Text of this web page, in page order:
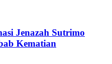
Jenazah Sutrimo
Kematian